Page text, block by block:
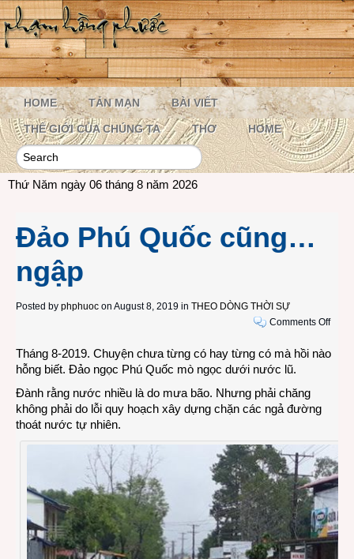
HOME TẢN MẠN BÀI VIẾT
THẾ GIỚI CỦA CHÚNG TA THƠ HOME
Thứ Năm ngày 06 tháng 8 năm 2026
Đảo Phú Quốc cũng…
ngập
Posted by phphuoc on August 8, 2019 in THEO DÒNG THỜI SỰ
Comments Offon
Phú
Tháng 8-2019. Chuyện chưa từng có hay từng có mà hồi nào
hỗng biết. Đảo ngọc Phú Quốc mò ngọc dưới nước lũ.
Đành rằng nước nhiều là do mưa bão. Nhưng phải chăng
không phải do lỗi quy hoạch xây dựng chặn các ngả đường
thoát nước tự nhiên.